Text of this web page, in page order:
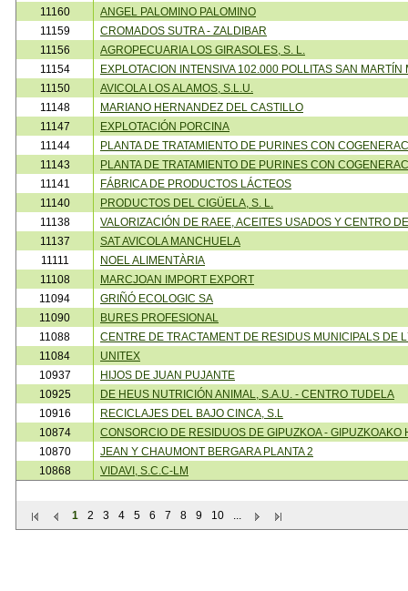
1 2 3 4 5 6 7 8 9 10 ...
11160
ANGEL PALOMINO PALOMINO
11159
CROMADOS SUTRA - ZALDIBAR
11156
AGROPECUARIA LOS GIRASOLES, S. L.
11154
EXPLOTACION INTENSIVA 102.000 POLLITAS SAN MARTÍN
11150
AVICOLA LOS ALAMOS, S.L.U.
11148
MARIANO HERNANDEZ DEL CASTILLO
11147
EXPLOTACIÓN PORCINA
11144
PLANTA DE TRATAMIENTO DE PURINES CON
11143
PLANTA DE TRATAMIENTO DE PURINES CON
11141
FÁBRICA DE PRODUCTOS LÁCTEOS
11140
PRODUCTOS DEL CIGÜELA, S. L.
11138
VALORIZACIÓN DE RAEE, ACEITES USADOS Y CENTRO
11137
SAT AVICOLA MANCHUELA
11111
NOEL ALIMENTÀRIA
11108
MARCJOAN IMPORT EXPORT
11094
GRIÑÓ ECOLOGIC SA
11090
BURES PROFESIONAL
11088
CENTRE DE TRACTAMENT DE RESIDUS MUNICIPALS DE
11084
UNITEX
10937
HIJOS DE JUAN PUJANTE
10925
DE HEUS NUTRICIÓN ANIMAL, S.A.U. - CENTRO TUDELA
10916
RECICLAJES DEL BAJO CINCA, S.L
10874
CONSORCIO DE RESIDUOS DE GIPUZKOA -
10870
JEAN Y CHAUMONT BERGARA PLANTA 2
10868
VIDAVI, S.C.C-LM